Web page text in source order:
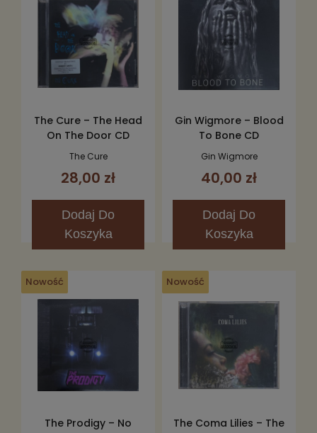
The Cure – The Head
On The Door CD
The Cure
28,00 zł
Dodaj Do
Koszyka
Gin Wigmore – Blood
To Bone CD
Gin Wigmore
40,00 zł
Dodaj Do
Koszyka
Nowość
The Prodigy – No
Nowość
The Coma Lilies – The